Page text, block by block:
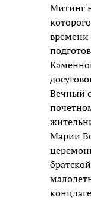
Митинг
времени
Вечный
Марии